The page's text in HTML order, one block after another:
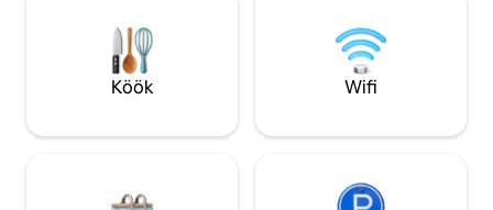
soovi korral saadaval. Täiendav 25 £ öö
kohta. Vajaduse korral anna
broneerimisel teada.
varustatud köök
enne meie
Köök Wifi